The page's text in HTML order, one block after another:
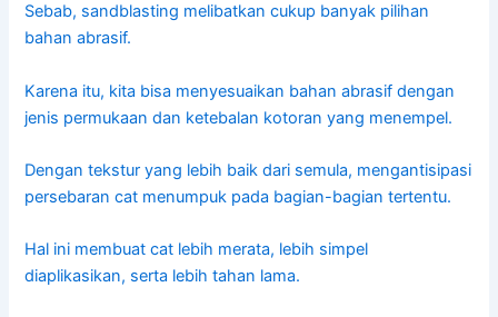
Sebab, sandblasting melibatkan cukup banyak pilihan
bahan abrasif.
Karena itu, kita bisa menyesuaikan bahan abrasif dengan
jenis permukaan dan ketebalan kotoran yang menempel.
Dengan tekstur yang lebih baik dari semula, mengantisipasi
persebaran cat menumpuk pada bagian-bagian tertentu.
Hal ini membuat cat lebih merata, lebih simpel
diaplikasikan, serta lebih tahan lama.